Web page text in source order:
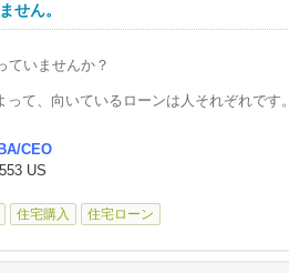
せん。
ていませんか？
て、向いているローンは人それぞれです。
ださい。
えます。
CEO
US
住宅購入 住宅ローン